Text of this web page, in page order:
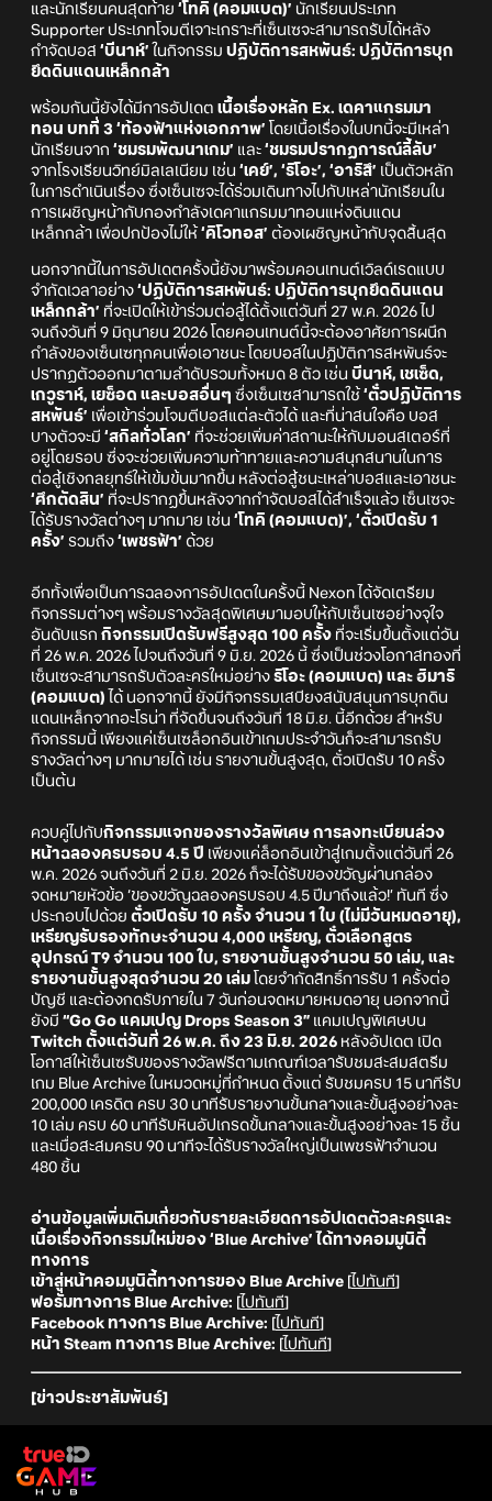
และนักเรียนคนสุดท้าย ‘โทคิ (คอมแบต)’ นักเรียนประเภท
Supporter ประเภทโจมตีเจาะเกราะที่เซ็นเซจะสามารถรับได้หลัง
กำจัดบอส ‘บีนาห์’ ในกิจกรรม ปฏิบัติการสหพันธ์: ปฏิบัติการบุก
ยึดดินแดนเหล็กกล้า
พร้อมกันนี้ยังได้มีการอัปเดต เนื้อเรื่องหลัก Ex. เดคาแกรมมา
ทอน บทที่ 3 ‘ท้องฟ้าแห่งเอกภาพ’ โดยเนื้อเรื่องในบทนี้จะมีเหล่า
นักเรียนจาก ‘ชมรมพัฒนาเกม’ และ ‘ชมรมปรากฏการณ์ลี้ลับ’
จากโรงเรียนวิทย์มิลเลเนียม เช่น ‘เคย์’, ‘ริโอะ’, ‘อาริสึ’ เป็นตัวหลัก
ในการดำเนินเรื่อง ซึ่งเซ็นเซจะได้ร่วมเดินทางไปกับเหล่านักเรียนใน
การเผชิญหน้ากับกองกำลังเดคาแกรมมาทอนแห่งดินแดน
เหล็กกล้า เพื่อปกป้องไม่ให้ ‘คิโวทอส’ ต้องเผชิญหน้ากับจุดสิ้นสุด
นอกจากนี้ในการอัปเดตครั้งนี้ยังมาพร้อมคอนเทนต์เวิลด์เรดแบบ
จำกัดเวลาอย่าง ‘ปฏิบัติการสหพันธ์: ปฏิบัติการบุกยึดดินแดน
เหล็กกล้า’ ที่จะเปิดให้เข้าร่วมต่อสู้ได้ตั้งแต่วันที่ 27 พ.ค. 2026 ไป
จนถึงวันที่ 9 มิถุนายน 2026 โดยคอนเทนต์นี้จะต้องอาศัยการผนึก
กำลังของเซ็นเซทุกคนเพื่อเอาชนะ โดยบอสในปฏิบัติการสหพันธ์จะ
ปรากฏตัวออกมาตามลำดับรวมทั้งหมด 8 ตัว เช่น บีนาห์, เชเซ็ด,
เกวูราห์, เยซ็อด และบอสอื่นๆ ซึ่งเซ็นเซสามารถใช้ ‘ตั๋วปฏิบัติการ
สหพันธ์’ เพื่อเข้าร่วมโจมตีบอสแต่ละตัวได้ และที่น่าสนใจคือ บอส
บางตัวจะมี ‘สกิลทั่วโลก’ ที่จะช่วยเพิ่มค่าสถานะให้กับมอนสเตอร์ที่
อยู่โดยรอบ ซึ่งจะช่วยเพิ่มความท้าทายและความสนุกสนานในการ
ต่อสู้เชิงกลยุทธ์ให้เข้มข้นมากขึ้น หลังต่อสู้ชนะเหล่าบอสและเอาชนะ
‘ศึกตัดสิน’ ที่จะปรากฏขึ้นหลังจากกำจัดบอสได้สำเร็จแล้ว เซ็นเซจะ
ได้รับรางวัลต่างๆ มากมาย เช่น ‘โทคิ (คอมแบต)’, ‘ตั๋วเปิดรับ 1
ครั้ง’ รวมถึง ‘เพชรฟ้า’ ด้วย
อีกทั้งเพื่อเป็นการฉลองการอัปเดตในครั้งนี้ Nexon ได้จัดเตรียม
กิจกรรมต่างๆ พร้อมรางวัลสุดพิเศษมามอบให้กับเซ็นเซอย่างจุใจ
อันดับแรก กิจกรรมเปิดรับฟรีสูงสุด 100 ครั้ง ที่จะเริ่มขึ้นตั้งแต่วัน
ที่ 26 พ.ค. 2026 ไปจนถึงวันที่ 9 มิ.ย. 2026 นี้ ซึ่งเป็นช่วงโอกาสทองที่
เซ็นเซจะสามารถรับตัวละครใหม่อย่าง ริโอะ (คอมแบต) และ ฮิมาริ
(คอมแบต) ได้ นอกจากนี้ ยังมีกิจกรรมเสบียงสนับสนุนการบุกดิน
แดนเหล็กจากอะโรน่า ที่จัดขึ้นจนถึงวันที่ 18 มิ.ย. นี้อีกด้วย สำหรับ
กิจกรรมนี้ เพียงแค่เซ็นเซล็อกอินเข้าเกมประจำวันก็จะสามารถรับ
รางวัลต่างๆ มากมายได้ เช่น รายงานขั้นสูงสุด, ตั๋วเปิดรับ 10 ครั้ง
เป็นต้น
ควบคู่ไปกับกิจกรรมแจกของรางวัลพิเศษ การลงทะเบียนล่วง
หน้าฉลองครบรอบ 4.5 ปี เพียงแค่ล็อกอินเข้าสู่เกมตั้งแต่วันที่ 26
พ.ค. 2026 จนถึงวันที่ 2 มิ.ย. 2026 ก็จะได้รับของขวัญผ่านกล่อง
จดหมายหัวข้อ ‘ของขวัญฉลองครบรอบ 4.5 ปีมาถึงแล้ว!’ ทันที ซึ่ง
ประกอบไปด้วย ตั๋วเปิดรับ 10 ครั้ง จำนวน 1 ใบ (ไม่มีวันหมดอายุ),
เหรียญรับรองทักษะจำนวน 4,000 เหรียญ, ตั๋วเลือกสูตร
อุปกรณ์ T9 จำนวน 100 ใบ, รายงานขั้นสูงจำนวน 50 เล่ม, และ
รายงานขั้นสูงสุดจำนวน 20 เล่ม โดยจำกัดสิทธิ์การรับ 1 ครั้งต่อ
บัญชี และต้องกดรับภายใน 7 วันก่อนจดหมายหมดอายุ นอกจากนี้
ยังมี “Go Go แคมเปญ Drops Season 3” แคมเปญพิเศษบน
Twitch ตั้งแต่วันที่ 26 พ.ค. ถึง 23 มิ.ย. 2026 หลังอัปเดต เปิด
โอกาสให้เซ็นเซรับของรางวัลฟรีตามเกณฑ์เวลารับชมสะสมสตรีม
เกม Blue Archive ในหมวดหมู่ที่กำหนด ตั้งแต่ รับชมครบ 15 นาทีรับ
200,000 เครดิต ครบ 30 นาทีรับรายงานขั้นกลางและขั้นสูงอย่างละ
10 เล่ม ครบ 60 นาทีรับหินอัปเกรดขั้นกลางและขั้นสูงอย่างละ 15 ชิ้น
และเมื่อสะสมครบ 90 นาทีจะได้รับรางวัลใหญ่เป็นเพชรฟ้าจำนวน
480 ชิ้น
อ่านข้อมูลเพิ่มเติมเกี่ยวกับรายละเอียดการอัปเดตตัวละครและ
เนื้อเรื่องกิจกรรมใหม่ของ ‘Blue Archive’ ได้ทางคอมมูนิตี้
ทางการ
เข้าสู่หน้าคอมมูนิตี้ทางการของ Blue Archive [ไปทันที]
ฟอรั่มทางการ Blue Archive: [ไปทันที]
Facebook ทางการ Blue Archive: [ไปทันที]
หน้า Steam ทางการ Blue Archive: [ไปทันที]
[ข่าวประชาสัมพันธ์]